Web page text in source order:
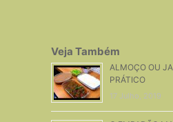
Veja Também
ALMOÇO OU
PRÁTICO
17 Julho, 2019